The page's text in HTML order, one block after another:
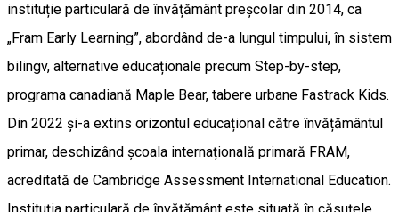
instituție particulară de învățământ preșcolar din 2014, ca
„Fram Early Learning”, abordând de-a lungul timpului, în sistem
bilingv, alternative educaționale precum Step-by-step,
programa canadiană Maple Bear, tabere urbane Fastrack Kids.
Din 2022 și-a extins orizontul educațional către învățământul
primar, deschizând școala internațională primară FRAM,
acreditată de Cambridge Assessment International Education.
Instituția particulară de învățământ este situată în căsuțele